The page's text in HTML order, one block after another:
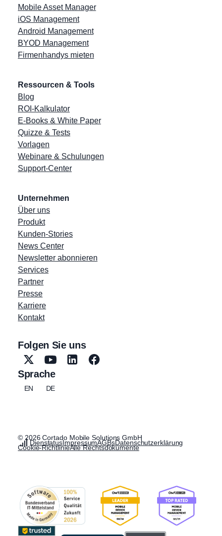
Mobile Asset Manager
iOS Management
Android Management
BYOD Management
Firmenhandys mieten
Ressourcen & Tools
Blog
ROI-Kalkulator
E-Books & White Paper
Quizze & Tests
Vorlagen
Webinare & Schulungen
Support-Center
Unternehmen
Über uns
Produkt
Kunden-Stories
News Center
Newsletter abonnieren
Services
Partner
Presse
Karriere
Kontakt
Folgen Sie uns
Sprache
EN DE
© 2026 Cortado Mobile Solutions GmbH
DienstatusImpressumAGBsDatenschutzerklärung
Cookie-RichtlinieAlle Rechtsdokumente